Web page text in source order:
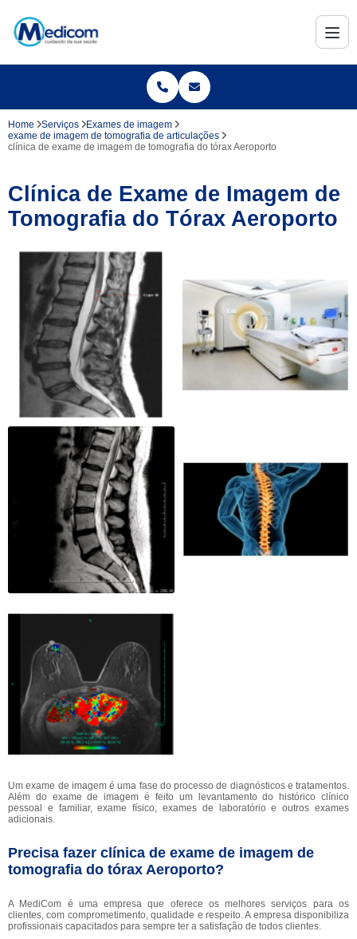
Home Serviços
Exames de imagem
exame de imagem de tomografia de articulações
clínica de exame de imagem de tomografia do tórax Aeroporto
Clínica de Exame de Imagem de
Tomografia do Tórax Aeroporto
Um exame de imagem é uma fase do processo de diagnósticos e tratamentos.
Além do exame de imagem é feito um levantamento do histórico clínico
pessoal e familiar, exame físico, exames de laboratório e outros exames
adicionais.
Precisa fazer clínica de exame de imagem de
tomografia do tórax Aeroporto?
A MediCom é uma empresa que oferece os melhores serviços para os
clientes, com comprometimento, qualidade e respeito. A empresa disponibiliza
profissionais capacitados para sempre ter a satisfação de todos clientes.